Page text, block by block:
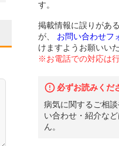
す。
掲載情報に誤りがあ
が、
お問い合わせフ
けますようお願いい
※お電話での対応は
必ずお読みくだ
病気に関するご相
い合わせ・紹介な
ん。